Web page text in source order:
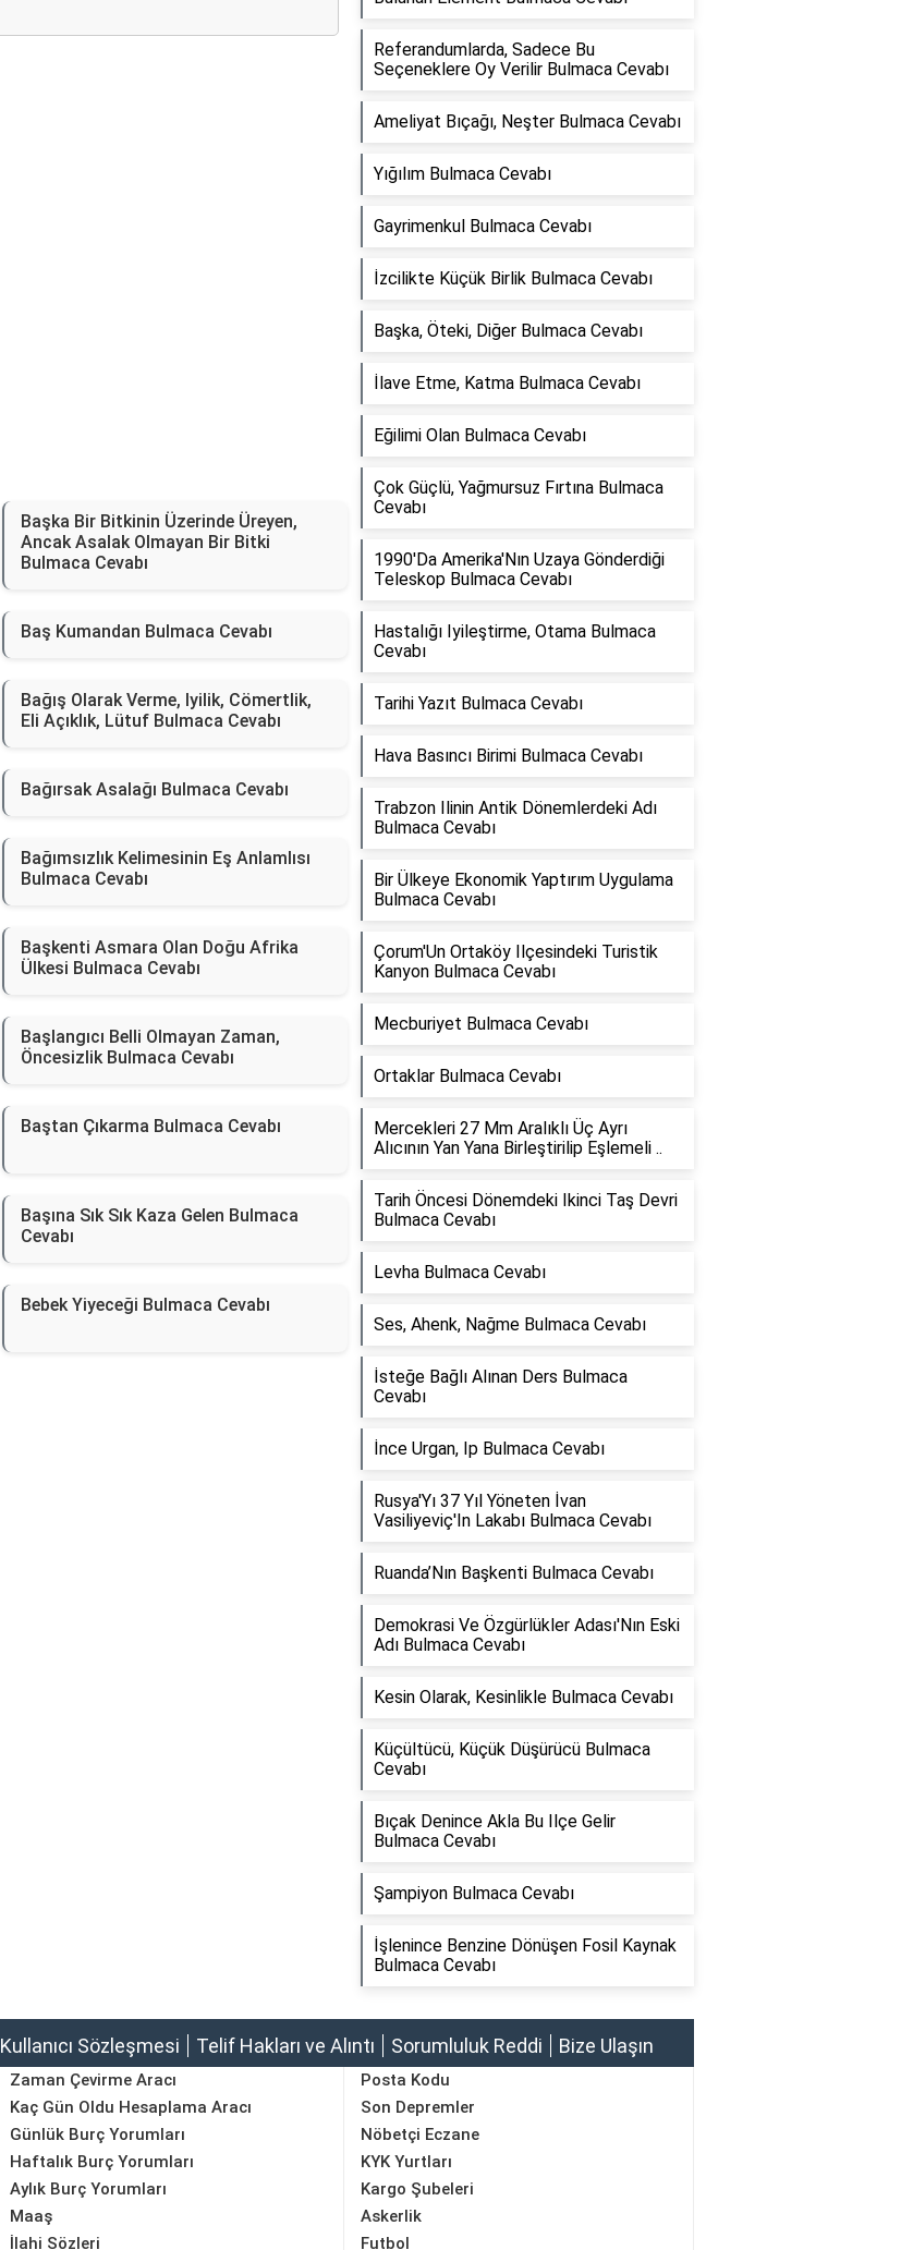
Başka Bir Bitkinin Üzerinde Üreyen,
Ancak Asalak Olmayan Bir Bitki
Bulmaca Cevabı
Baş Kumandan Bulmaca Cevabı
Bağış Olarak Verme, Iyilik, Cömertlik,
Eli Açıklık, Lütuf Bulmaca Cevabı
Bağırsak Asalağı Bulmaca Cevabı
Bağımsızlık Kelimesinin Eş Anlamlısı
Bulmaca Cevabı
Başkenti Asmara Olan Doğu Afrika
Ülkesi Bulmaca Cevabı
Başlangıcı Belli Olmayan Zaman,
Öncesizlik Bulmaca Cevabı
Baştan Çıkarma Bulmaca Cevabı
Başına Sık Sık Kaza Gelen Bulmaca
Cevabı
Bebek Yiyeceği Bulmaca Cevabı
Referandumlarda, Sadece Bu
Seçeneklere Oy Verilir Bulmaca Cevabı
Ameliyat Bıçağı, Neşter Bulmaca Cevabı
Yığılım Bulmaca Cevabı
Gayrimenkul Bulmaca Cevabı
İzcilikte Küçük Birlik Bulmaca Cevabı
Başka, Öteki, Diğer Bulmaca Cevabı
İlave Etme, Katma Bulmaca Cevabı
Eğilimi Olan Bulmaca Cevabı
Çok Güçlü, Yağmursuz Fırtına Bulmaca
Cevabı
1990'Da Amerika'Nın Uzaya Gönderdiği
Teleskop Bulmaca Cevabı
Hastalığı Iyileştirme, Otama Bulmaca
Cevabı
Tarihi Yazıt Bulmaca Cevabı
Hava Basıncı Birimi Bulmaca Cevabı
Trabzon Ilinin Antik Dönemlerdeki Adı
Bulmaca Cevabı
Bir Ülkeye Ekonomik Yaptırım Uygulama
Bulmaca Cevabı
Çorum'Un Ortaköy Ilçesindeki Turistik
Kanyon Bulmaca Cevabı
Mecburiyet Bulmaca Cevabı
Ortaklar Bulmaca Cevabı
Mercekleri 27 Mm Aralıklı Üç Ayrı
Alıcının Yan Yana Birleştirilip Eşlemeli ..
Tarih Öncesi Dönemdeki Ikinci Taş Devri
Bulmaca Cevabı
Levha Bulmaca Cevabı
Ses, Ahenk, Nağme Bulmaca Cevabı
İsteğe Bağlı Alınan Ders Bulmaca
Cevabı
İnce Urgan, Ip Bulmaca Cevabı
Rusya'Yı 37 Yıl Yöneten İvan
Vasiliyeviç'In Lakabı Bulmaca Cevabı
Ruanda’Nın Başkenti Bulmaca Cevabı
Demokrasi Ve Özgürlükler Adası'Nın Eski
Adı Bulmaca Cevabı
Kesin Olarak, Kesinlikle Bulmaca Cevabı
Küçültücü, Küçük Düşürücü Bulmaca
Cevabı
Bıçak Denince Akla Bu Ilçe Gelir
Bulmaca Cevabı
Şampiyon Bulmaca Cevabı
İşlenince Benzine Dönüşen Fosil Kaynak
Bulmaca Cevabı
Kullanıcı Sözleşmesi Telif Hakları ve Alıntı Sorumluluk Reddi Bize Ulaşın
Zaman Çevirme Aracı
Kaç Gün Oldu Hesaplama Aracı
Günlük Burç Yorumları
Haftalık Burç Yorumları
Aylık Burç Yorumları
Maaş
Posta Kodu
Son Depremler
Nöbetçi Eczane
KYK Yurtları
Kargo Şubeleri
Askerlik
İlahi Sözleri
Futbol